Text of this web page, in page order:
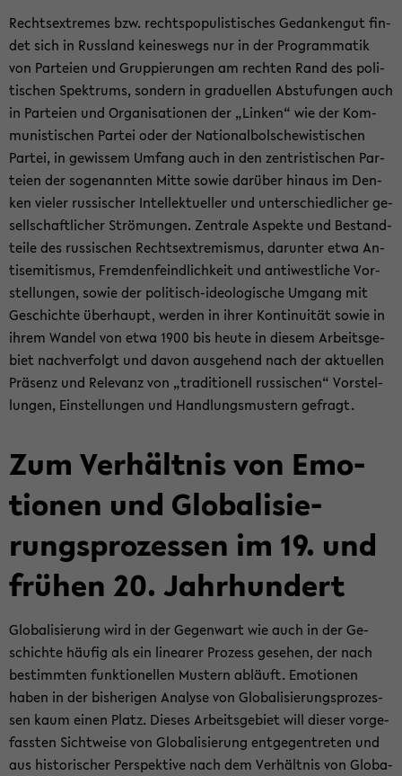
Rechts­ex­tre­mes bzw. rechts­po­pu­lis­ti­sches Ge­dan­ken­gut fin­
det sich in Russ­land kei­nes­wegs nur in der Pro­gram­ma­tik
von Par­tei­en und Grup­pie­run­gen am rech­ten Rand des po­li­
ti­schen Spek­trums, son­dern in gra­du­el­len Ab­stu­fun­gen auch
in Par­tei­en und Or­ga­ni­sa­tio­nen der „Lin­ken“ wie der Kom­
mu­nis­ti­schen Par­tei oder der Na­tio­nal­bol­sche­wis­ti­schen
Par­tei, in ge­wis­sem Um­fang auch in den zen­tris­ti­schen Par­
tei­en der so­ge­nann­ten Mitte sowie dar­über hin­aus im Den­
ken vie­ler rus­si­scher In­tel­lek­tu­el­ler und un­ter­schied­li­cher ge­
sell­schaft­li­cher Strö­mun­gen. Zen­tra­le Aspek­te und Be­stand­
tei­le des rus­si­schen Rechts­ex­tre­mis­mus, dar­un­ter etwa An­
ti­se­mi­tis­mus, Frem­den­feind­lich­keit und an­ti­west­li­che Vor­
stel­lun­gen, sowie der politisch-​ideologische Um­gang mit
Ge­schich­te über­haupt, wer­den in ihrer Kon­ti­nui­tät sowie in
ihrem Wan­del von etwa 1900 bis heute in die­sem Ar­beits­ge­
biet nach­ver­folgt und davon aus­ge­hend nach der ak­tu­el­len
Prä­senz und Re­le­vanz von „tra­di­tio­nell rus­si­schen“ Vor­stel­
lun­gen, Ein­stel­lun­gen und Hand­lungs­mus­tern ge­fragt.
Zum Ver­hält­nis von Emo­
tio­nen und Glo­ba­li­sie­
rungs­pro­zes­sen im 19. und
frü­hen 20. Jahr­hun­dert
Glo­ba­li­sie­rung wird in der Ge­gen­wart wie auch in der Ge­
schich­te häu­fig als ein li­nea­rer Pro­zess ge­se­hen, der nach
be­stimm­ten funk­tio­nel­len Mus­tern ab­läuft. Emo­tio­nen
haben in der bis­he­ri­gen Ana­ly­se von Glo­ba­li­sie­rungs­pro­zes­
sen kaum einen Platz. Die­ses Ar­beits­ge­biet will die­ser vor­ge­
fass­ten Sicht­wei­se von Glo­ba­li­sie­rung ent­ge­gen­tre­ten und
aus his­to­ri­scher Per­spek­ti­ve nach dem Ver­hält­nis von Glo­ba­